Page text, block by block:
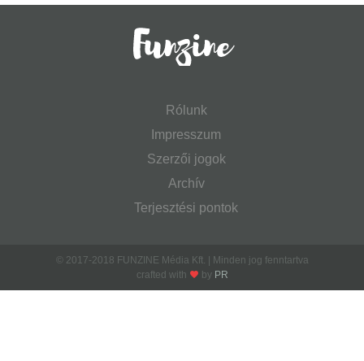
Rólunk
Impresszum
Szerzői jogok
Archív
Terjesztési pontok
© 2017-2018 FUNZINE Média Kft. | Minden jog fenntartva
crafted with
by PR